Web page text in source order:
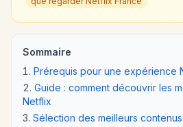
Sommaire
Prérequis pour une expérience
Guide : comment découvrir les
Netflix
Sélection des meilleurs